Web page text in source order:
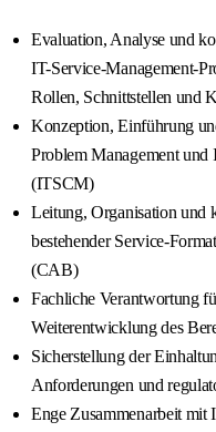
Evaluation, Analyse und
IT-Service-Management-
Rollen, Schnittstellen und
Konzeption, Einführung
Problem Management
(ITSCM)
Leitung, Organisation und
bestehender Service-
(CAB)
Fachliche Verantwortung
Weiterentwicklung des
Sicherstellung der
Anforderungen und
Enge Zusammenarbeit